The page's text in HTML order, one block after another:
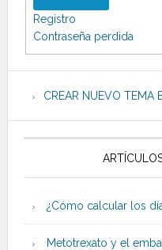
Registro
Contraseña perdida
CREAR NUEVO TEMA
¿Cómo calcular los
Metotrexato y el